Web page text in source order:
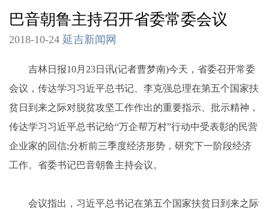
巴音朝鲁主持召开省委常委会议
2018-10-24 延吉新闻网
吉林日报10月23日讯(记者曹梦南)今天，省委召开常委
会议，传达学习习近平总书记、李克强总理在第五个国家扶
贫日到来之际对脱贫攻坚工作作出的重要指示、批示精神，
传达学习习近平总书记给“万企帮万村”行动中受表彰的民营
企业家的回信;分析前三季度经济形势，研究下一阶段经济
工作。省委书记巴音朝鲁主持会议。
会议指出，习近平总书记在第五个国家扶贫日到来之际